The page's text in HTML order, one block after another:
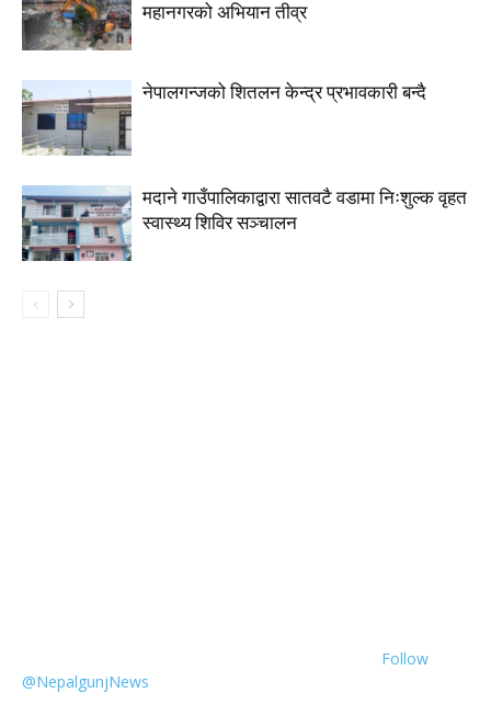
महानगरको अभियान तीव्र
नेपालगन्जको शितलन केन्द्र प्रभावकारी बन्दै
मदाने गाउँपालिकाद्वारा सातवटै वडामा निःशुल्क वृहत
स्वास्थ्य शिविर सञ्चालन
Follow
@NepalgunjNews